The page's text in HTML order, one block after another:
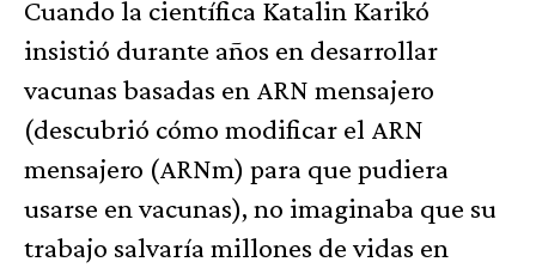
Cuando la científica Katalin Karikó
insistió durante años en desarrollar
vacunas basadas en ARN mensajero
(descubrió cómo modificar el ARN
mensajero (ARNm) para que pudiera
usarse en vacunas), no imaginaba que su
trabajo salvaría millones de vidas en